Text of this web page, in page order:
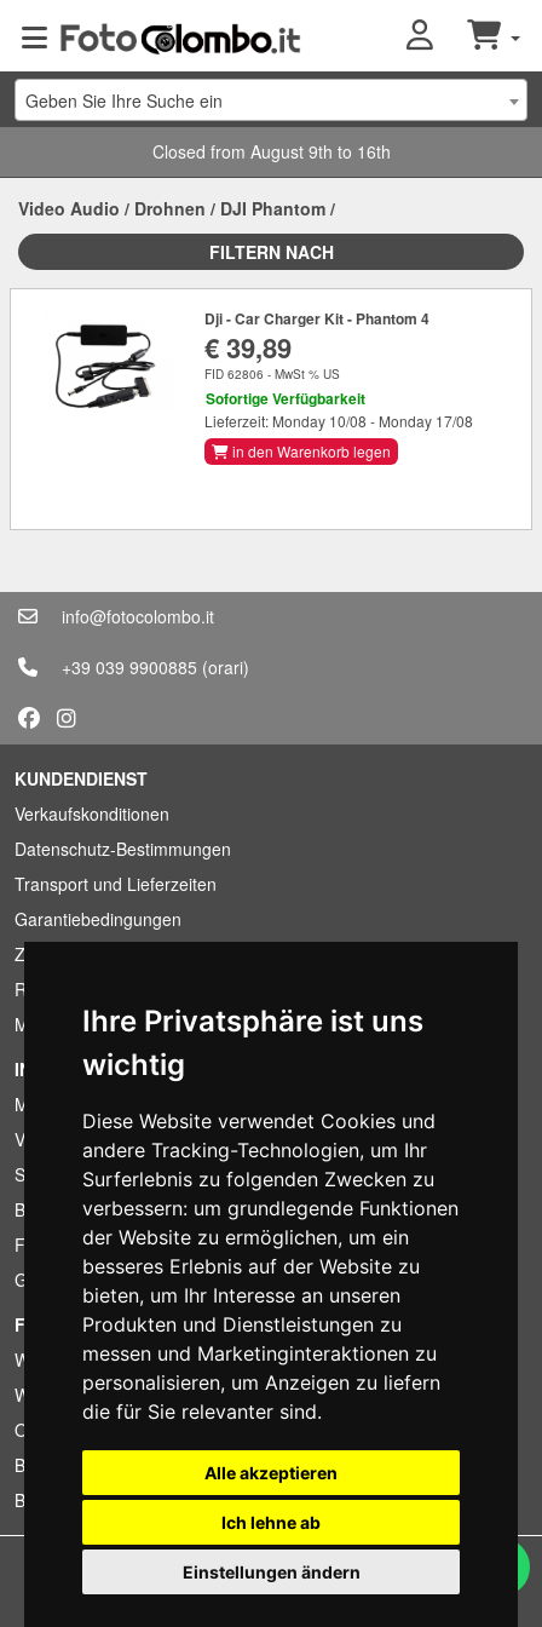
Ihre Privatsphäre ist uns
wichtig
Diese Website verwendet Cookies und
andere Tracking-Technologien, um Ihr
Surferlebnis zu folgenden Zwecken zu
verbessern: um grundlegende Funktionen
der Website zu ermöglichen, um ein
besseres Erlebnis auf der Website zu
bieten, um Ihr Interesse an unseren
Produkten und Dienstleistungen zu
messen und Marketinginteraktionen zu
personalisieren, um Anzeigen zu liefern
die für Sie relevanter sind.
Alle akzeptieren
Ich lehne ab
Einstellungen ändern
Geben Sie Ihre Suche ein
Closed from August 9th to 16th
Video Audio / Drohnen / DJI Phantom /
FILTERN NACH
Dji - Car Charger Kit - Phantom 4
€ 39,89
FID 62806 - MwSt % US
Sofortige Verfügbarkeit
Lieferzeit: Monday 10/08 - Monday 17/08
in den Warenkorb legen
info@fotocolombo.it
+39 039 9900885 (orari)
KUNDENDIENST
Verkaufskonditionen
Datenschutz-Bestimmungen
Transport und Lieferzeiten
Garantiebedingungen
Zahlungsbedingungen
Ruecktrittsrecht
MwSt-Bedingungen
INFORMATION
Mietbedingungen
Verkaufsangebote
Sparpakete
Billiger gefunden?
Finanzierung
Gebrauchtartikel
FOTOCOLOMBO.IT
Wer wir sind
Wo wir sind
Oeffnungszeiten
Bewertungen auf Trovaprezzi
Bewertungen auf Google
Copyright © Fotocolombo Srl - Viale Verdi 95 - 23807 Merate (LC) - P. Iva
03298370135 - SDI: M5UXCR1